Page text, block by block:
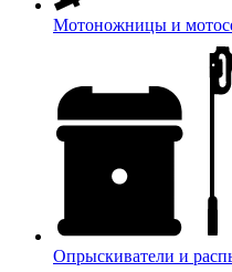
Мотоножницы и
Опрыскиватели и